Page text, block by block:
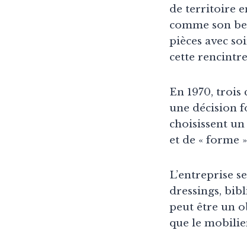
de territoire
comme son
pièces avec
cette
En 1970,
une décision
choisissent
et de « forme
L’entreprise
dressings,
peut être un
que le